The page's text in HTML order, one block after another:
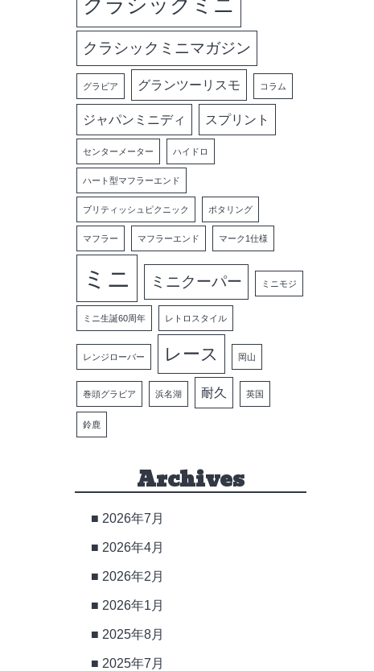
クラシックミニ
クラシックミニマガジン
グラビア グランツーリスモ コラム
ジャパンミニディ スプリント
センターメーター ハイドロ
ハート型マフラーエンド
ブリティッシュピクニック ポタリング
マフラー マフラーエンド マーク1仕様
ミニ ミニクーパー ミニモジ
ミニ生誕60周年 レトロスタイル
レンジローバー レース 岡山
巻頭グラビア 浜名湖 耐久 英国
鈴鹿
Archives
2026年7月
2026年4月
2026年2月
2026年1月
2025年8月
2025年7月